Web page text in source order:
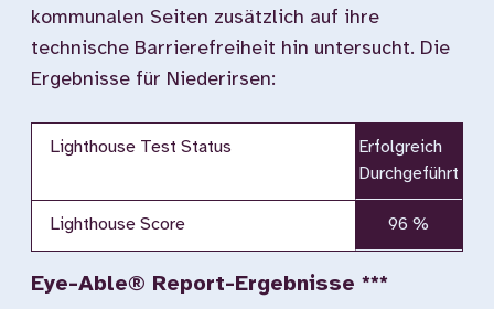
kommunalen Seiten zusätzlich auf ihre
technische Barrierefreiheit hin untersucht. Die
Ergebnisse für Niederirsen:
Lighthouse Test Status
Erfolgreich
Durchgeführt
Lighthouse Score 96 %
Eye-Able® Report-Ergebnisse ***